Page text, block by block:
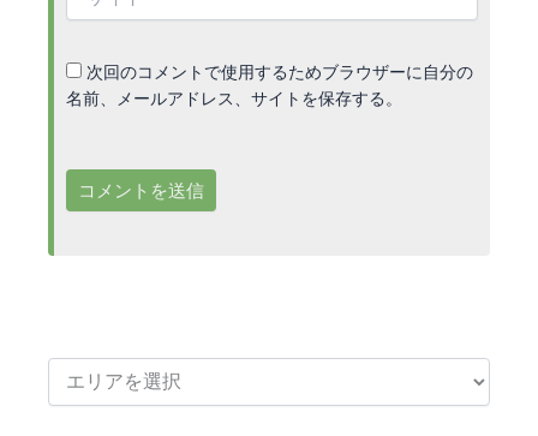
次回のコメントで使用するためブラウザーに自分の
名前、メールアドレス、サイトを保存する。